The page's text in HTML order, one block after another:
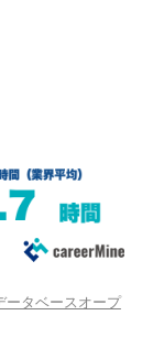
ータベースオープ